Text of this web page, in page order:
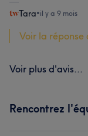
Tara•il y a 9 mois
Voir la
Voir plus d'avis...
Rencontrez